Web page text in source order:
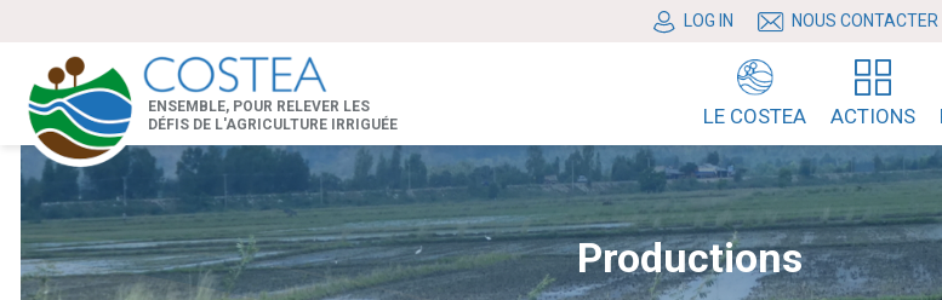
LOG IN NOUS CONTACTER
ENSEMBLE, POUR RELEVER LES
DÉFIS DE L'AGRICULTURE IRRIGUÉE
LE COSTEA ACTIONS
Productions